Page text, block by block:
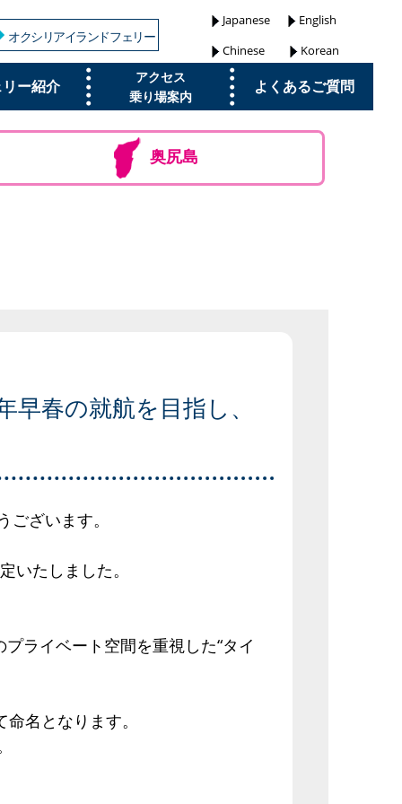
オクシリアイランドフェリー
Japanese
English
Chinese
Korean
ー紹介
アクセス
乗り場案内
よくあるご質問
奥尻島
春の就航を目指し、
ざいます。
いたしました。
ライベート空間を重視した“タイ
名となります。